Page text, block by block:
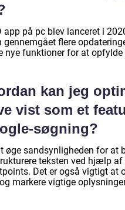
app på pc blev lanceret i
gennemgået flere
nye funktioner for at opfylde
kan jeg
vist som et
søgning?
øge sandsynligheden for at
teksten ved hjælp
Det er også vigtigt at
markere vigtige